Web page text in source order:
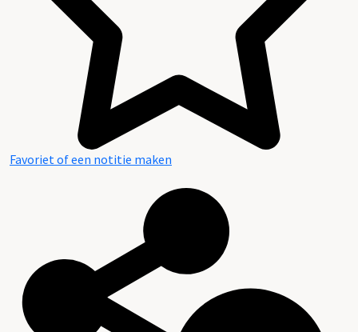
Favoriet of een notitie maken